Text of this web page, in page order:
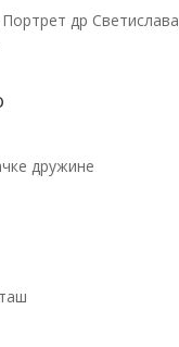
др Светислава
дружине